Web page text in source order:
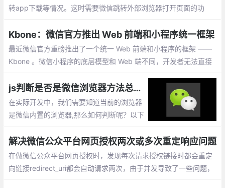
转app下载等情况。这时需要微信跳转外部浏览器打开页面的功
面默认浏览器
Kbone：微信官方推出 Web 前端和小程序统一框架
最近微信官方重磅推出了一个统一 Web 前端和小程序的框架 ——
Kbone 。微信小程序的底层模型和 Web 端不同，开发者无法直接
js判断是否是微信浏览器方法总结【整理4种方式】
在实际开发中，我们需要知道当前的浏览器
是微信内置的浏览器,那么如何判断呢？以下
是微信浏览器。
解决微信公众平台网页授权两次或多次重定响应问题
在做微信公众平台网页授权时，发现每次请求授权链接时都会重定
向链接redirect_uri都会自动请求两次，由于并发导致了一些问题，